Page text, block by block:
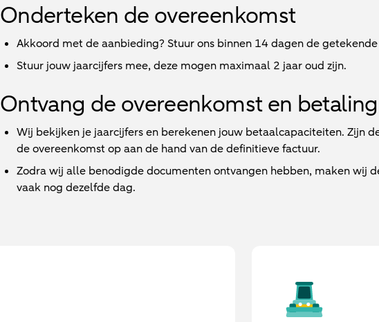
Onderteken de overeenkomst
Akkoord met de aanbieding? Stuur ons binnen 14 dagen de
Stuur jouw jaarcijfers mee, deze mogen maximaal 2 jaar oud zijn.
Ontvang de overeenkomst en betaling
Wij bekijken je jaarcijfers en berekenen jouw betaalcapaciteiten. Zijn
de overeenkomst op aan de hand van de definitieve factuur.
Zodra wij alle benodigde documenten ontvangen hebben, maken wij
vaak nog dezelfde dag.